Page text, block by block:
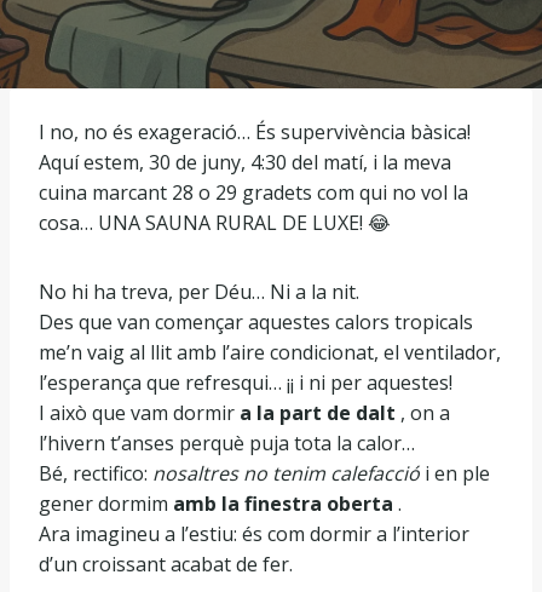
I no, no és exageració… És supervivència bàsica!
Aquí estem, 30 de juny, 4:30 del matí, i la meva
cuina marcant 28 o 29 gradets com qui no vol la
cosa… UNA SAUNA RURAL DE LUXE! 😂
No hi ha treva, per Déu… Ni a la nit.
Des que van començar aquestes calors tropicals
me’n vaig al llit amb l’aire condicionat, el ventilador,
l’esperança que refresqui… ¡¡ i ni per aquestes!
I això que vam dormir a la part de dalt , on a
l’hivern t’anses perquè puja tota la calor…
Bé, rectifico: nosaltres no tenim calefacció i en ple
gener dormim amb la finestra oberta .
Ara imagineu a l’estiu: és com dormir a l’interior
d’un croissant acabat de fer.